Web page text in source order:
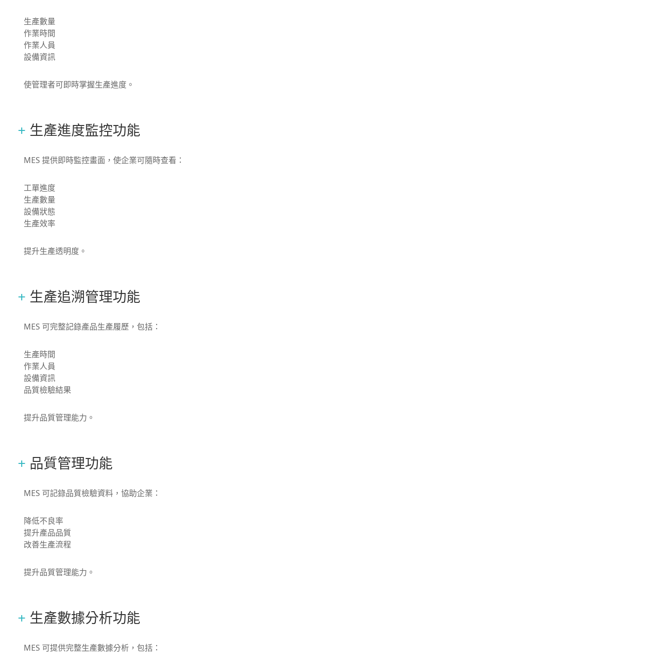
生產數量
作業時間
作業人員
設備資訊
使管理者可即時掌握生產進度。
生產進度監控功能
MES 提供即時監控畫面，使企業可隨時查看：
工單進度
生產數量
設備狀態
生產效率
提升生產透明度。
生產追溯管理功能
MES 可完整記錄產品生產履歷，包括：
生產時間
作業人員
設備資訊
品質檢驗結果
提升品質管理能力。
品質管理功能
MES 可記錄品質檢驗資料，協助企業：
降低不良率
提升產品品質
改善生產流程
提升品質管理能力。
生產數據分析功能
MES 可提供完整生產數據分析，包括：